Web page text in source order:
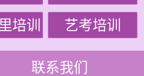
培训 艺考培训
联系我们